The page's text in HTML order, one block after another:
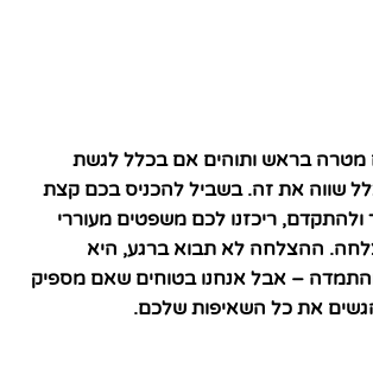
מטרה בראש ותוהים אם בכלל לגשת
שווה את זה. בשביל להכניס בכם קצת
ריכזנו לכם משפטים מעוררי
ההצלחה לא תבוא ברגע, היא
– אבל אנחנו בטוחים שאם מספיק
את כל השאיפות שלכם.